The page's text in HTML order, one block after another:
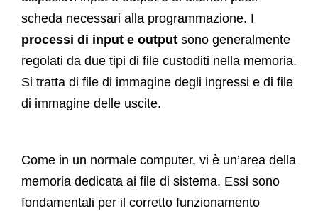
scheda necessari alla programmazione. I
processi di input e output sono generalmente
regolati da due tipi di file custoditi nella memoria.
Si tratta di file di immagine degli ingressi e di file
di immagine delle uscite.
Come in un normale computer, vi è un’area della
memoria dedicata ai file di sistema. Essi sono
fondamentali per il corretto funzionamento